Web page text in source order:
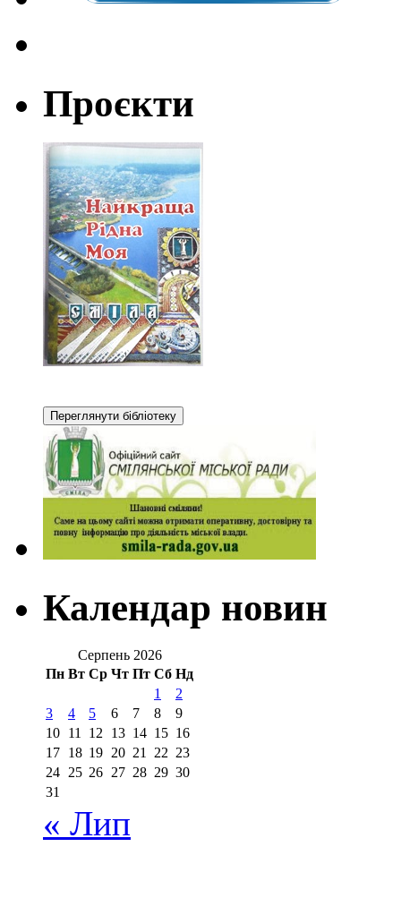
Проєкти
Календар новин
Серпень 2026
Пн Вт Ср Чт Пт Сб Нд
1
2
3
4 5 6 7 8
9
10 11 12 13 14 15 16
17 18 19 20 21 22 23
24 25 26 27 28 29 30
31
« Лип